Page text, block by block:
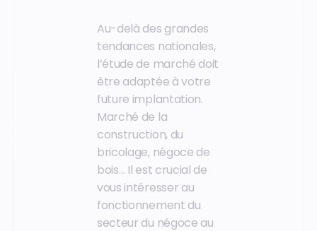
Au-delà des grandes
tendances nationales,
l’étude de marché doit
être adaptée à votre
future implantation.
Marché de la
construction, du
bricolage, négoce de
bois… Il est crucial de
vous intéresser au
fonctionnement du
secteur du négoce au